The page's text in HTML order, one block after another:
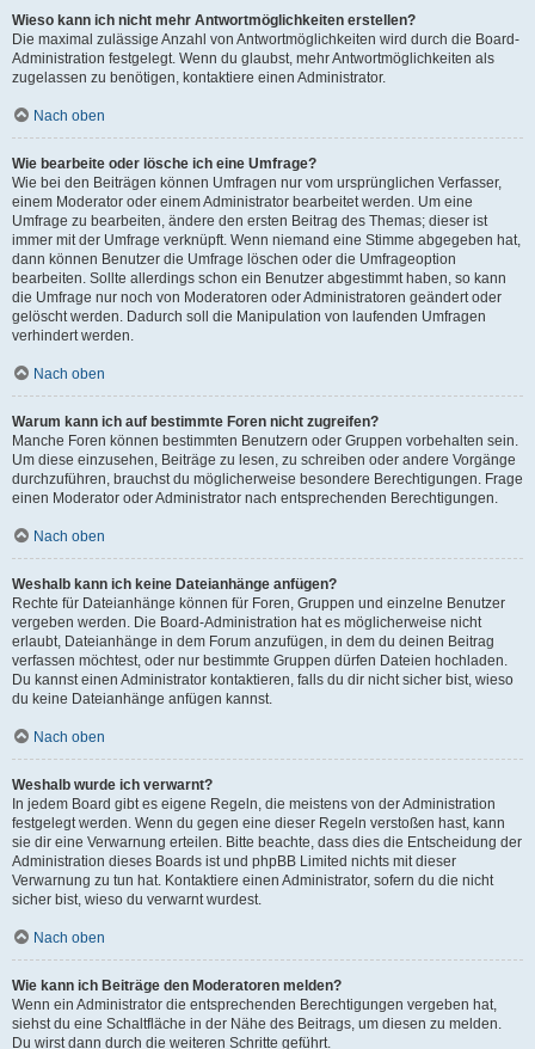
Wieso kann ich nicht mehr Antwortmöglichkeiten erstellen?
Die maximal zulässige Anzahl von Antwortmöglichkeiten wird durch die Board-
Administration festgelegt. Wenn du glaubst, mehr Antwortmöglichkeiten als
zugelassen zu benötigen, kontaktiere einen Administrator.
Nach oben
Wie bearbeite oder lösche ich eine Umfrage?
Wie bei den Beiträgen können Umfragen nur vom ursprünglichen Verfasser,
einem Moderator oder einem Administrator bearbeitet werden. Um eine
Umfrage zu bearbeiten, ändere den ersten Beitrag des Themas; dieser ist
immer mit der Umfrage verknüpft. Wenn niemand eine Stimme abgegeben hat,
dann können Benutzer die Umfrage löschen oder die Umfrageoption
bearbeiten. Sollte allerdings schon ein Benutzer abgestimmt haben, so kann
die Umfrage nur noch von Moderatoren oder Administratoren geändert oder
gelöscht werden. Dadurch soll die Manipulation von laufenden Umfragen
verhindert werden.
Nach oben
Warum kann ich auf bestimmte Foren nicht zugreifen?
Manche Foren können bestimmten Benutzern oder Gruppen vorbehalten sein.
Um diese einzusehen, Beiträge zu lesen, zu schreiben oder andere Vorgänge
durchzuführen, brauchst du möglicherweise besondere Berechtigungen. Frage
einen Moderator oder Administrator nach entsprechenden Berechtigungen.
Nach oben
Weshalb kann ich keine Dateianhänge anfügen?
Rechte für Dateianhänge können für Foren, Gruppen und einzelne Benutzer
vergeben werden. Die Board-Administration hat es möglicherweise nicht
erlaubt, Dateianhänge in dem Forum anzufügen, in dem du deinen Beitrag
verfassen möchtest, oder nur bestimmte Gruppen dürfen Dateien hochladen.
Du kannst einen Administrator kontaktieren, falls du dir nicht sicher bist, wieso
du keine Dateianhänge anfügen kannst.
Nach oben
Weshalb wurde ich verwarnt?
In jedem Board gibt es eigene Regeln, die meistens von der Administration
festgelegt werden. Wenn du gegen eine dieser Regeln verstoßen hast, kann
sie dir eine Verwarnung erteilen. Bitte beachte, dass dies die Entscheidung der
Administration dieses Boards ist und phpBB Limited nichts mit dieser
Verwarnung zu tun hat. Kontaktiere einen Administrator, sofern du die nicht
sicher bist, wieso du verwarnt wurdest.
Nach oben
Wie kann ich Beiträge den Moderatoren melden?
Wenn ein Administrator die entsprechenden Berechtigungen vergeben hat,
siehst du eine Schaltfläche in der Nähe des Beitrags, um diesen zu melden.
Du wirst dann durch die weiteren Schritte geführt.